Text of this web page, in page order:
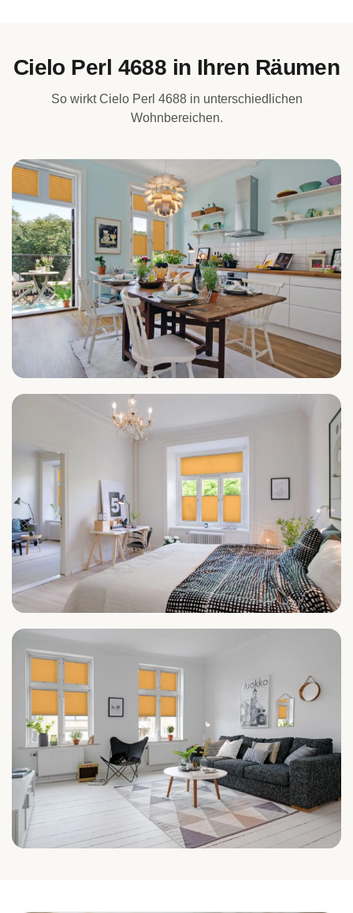
Cielo Perl 4688 in Ihren Räumen
So wirkt Cielo Perl 4688 in unterschiedlichen
Wohnbereichen.
Schlafzimmer